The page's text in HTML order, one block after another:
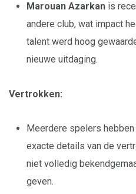
Marouan Azarkan is
andere club, wat impact
talent werd hoog
nieuwe uitdaging.
Vertrokken:
Meerdere spelers hebben
exacte details van de
niet volledig
geven.